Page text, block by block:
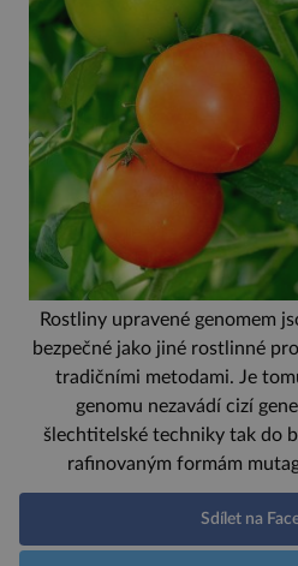
Rostliny upravené genomem
bezpečné jako jiné rostlinné
tradičními metodami. Je
genomu nezavádí cizí
šlechtitelské techniky tak do
rafinovaným formám
Sdílet na